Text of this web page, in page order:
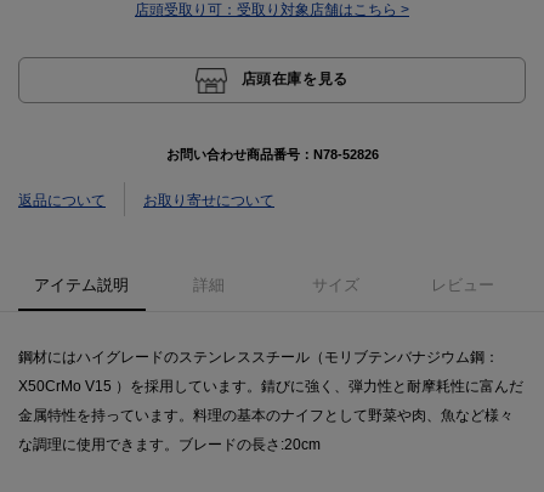
店頭受取り可： 受取り対象店舗はこちら >
店頭在庫を見る
お問い合わせ商品番号： N78-52826
返品について お取り寄せについて
アイテム説明 詳細 サイズ レビュー
鋼材にはハイグレードのステンレススチール（モリブテンバナジウム鋼：
X50CrMo V15 ）を採用しています。錆びに強く、弾力性と耐摩耗性に富んだ
金属特性を持っています。料理の基本のナイフとして野菜や肉、魚など様々
な調理に使用できます。ブレードの長さ:20cm